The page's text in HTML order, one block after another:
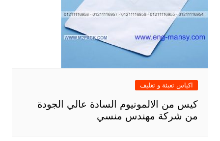
اكياس تعبئة و تغليف
كيس من الالمونيوم السادة عالي الجودة
من شركة مهندس منسي